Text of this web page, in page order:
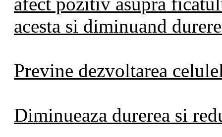
acesta si diminuand
Previne dezvoltarea
Diminueaza durerea si